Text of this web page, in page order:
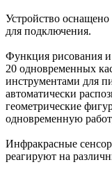
Устройство
для подключения.
Функция рисования
20 одновременных
инструментами для
автоматически
геометрические
одновременную
Инфракрасные
реагируют на